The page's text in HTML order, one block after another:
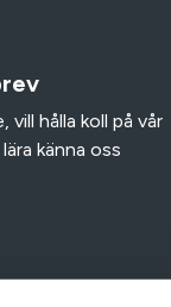
hålla koll på vår
känna oss